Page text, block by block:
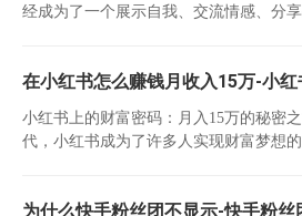
经成为了一个展示自我、交流情感、分
在小红书怎么赚钱月收入15万-小
小红书上的财富密码：月入15万的秘密
代，小红书成为了许多人实现财富梦想
为什么快手粉丝团不显示-快手粉丝